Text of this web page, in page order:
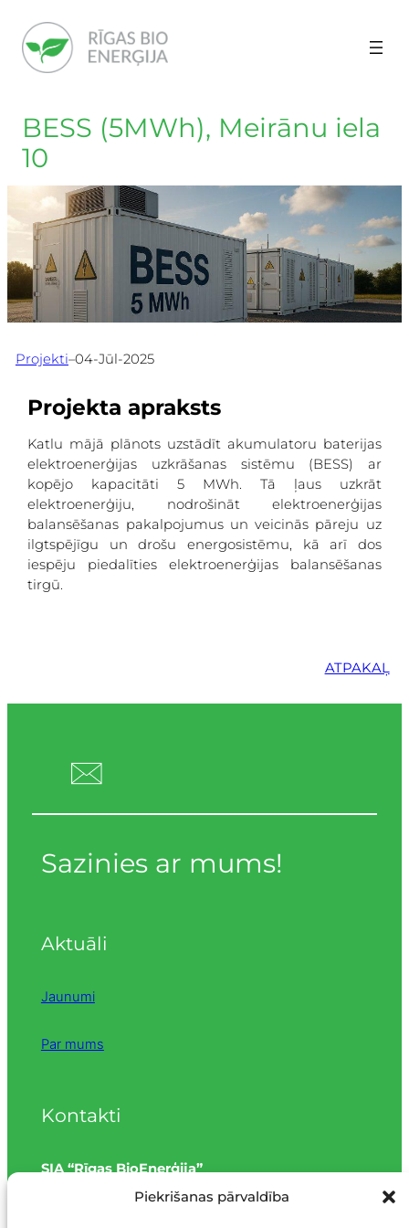
Piekrišanas pārvaldība
saturu
BESS (5MWh), Meirānu iela
10
Projekti–04-Jūl-2025
Projekta apraksts
Katlu mājā plānots uzstādīt akumulatoru baterijas
elektroenerģijas uzkrāšanas sistēmu (BESS) ar
kopējo kapacitāti 5 MWh. Tā ļaus uzkrāt
elektroenerģiju, nodrošināt elektroenerģijas
balansēšanas pakalpojumus un veicinās pāreju uz
ilgtspējīgu un drošu energosistēmu, kā arī dos
iespēju piedalīties elektroenerģijas balansēšanas
tirgū.
ATPAKAĻ
Sazinies ar mums!
Aktuāli
Jaunumi
Par mums
Kontakti
SIA “Rīgas BioEnerģija”